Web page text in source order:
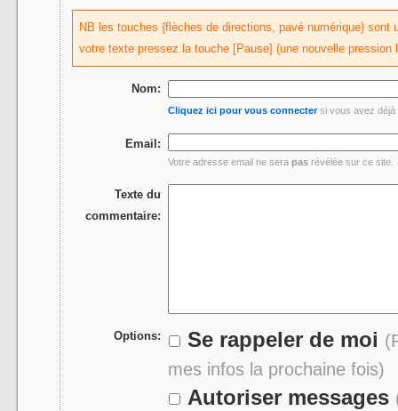
NB les touches {flèches de directions, pavé numérique}
votre texte pressez la touche [Pause] (une nouvelle pression
Nom:
Cliquez ici pour vous connectersi vous avez déjà
Email:
Votre adresse email ne serapas révélée sur ce site.
Texte du
commentaire:
Options: Se rappeler de moi
mes infos la prochaine fois)
Autoriser messages